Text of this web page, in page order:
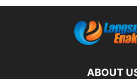
ABOUT